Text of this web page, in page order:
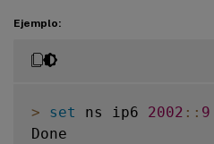
Ejemplo:
> set ns ip6 2002 : : 9
Done